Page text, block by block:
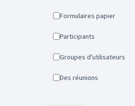
Formulaires papier
Participants
Groupes d'utilisateurs
Des réunions